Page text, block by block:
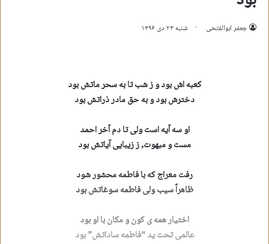
جعفر ابوالفتحی شنبه ۲۳ دی ۱۳۹۶
کعبه اش بود و ز شب تا به سحر ماتش بود
دخترش بود و به حق مادر ذراتش بود
او سه آیه است ولی تا دم آخر احمد
مست و مبهوت, ز زیبایی آیاتش بود
رفت معراج که با فاطمه محشور شود
ظاهراً سیب ولی فاطمه سوغاتش بود
اختیار همه ی کون و مکان با او بود
عالمی تحت ید “فاطمه ساداتش” بود